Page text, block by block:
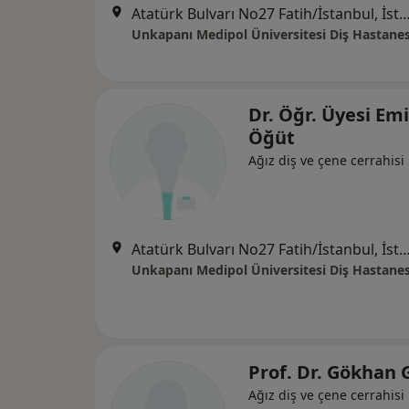
Atatürk Bulvarı No27
Unkapanı Medipol Üniversitesi Diş
Dr. Öğr. Üyesi
Öğüt
Ağız diş ve çene cerrahisi
Atatürk Bulvarı No27
Unkapanı Medipol Üniversitesi Diş
Prof. Dr. Gökhan
Ağız diş ve çene cerrahisi